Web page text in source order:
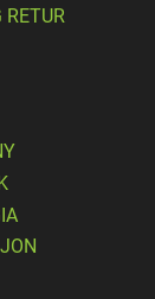
RETUR